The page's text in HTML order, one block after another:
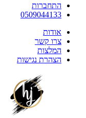
התחברות
0509044133
אודות
צרו קשר
המלצות
הצהרת נגישות